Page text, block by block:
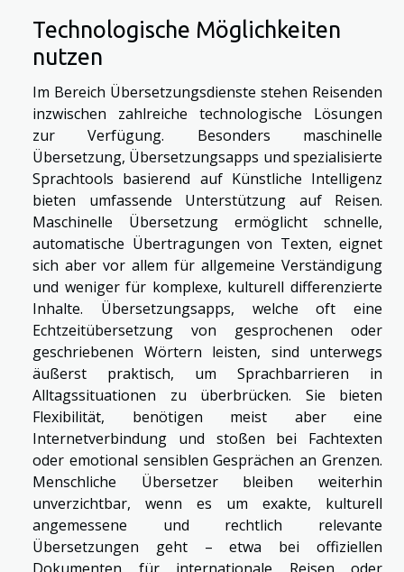
Technologische Möglichkeiten
nutzen
Im Bereich Übersetzungsdienste stehen Reisenden
inzwischen zahlreiche technologische Lösungen
zur Verfügung. Besonders maschinelle
Übersetzung, Übersetzungsapps und spezialisierte
Sprachtools basierend auf Künstliche Intelligenz
bieten umfassende Unterstützung auf Reisen.
Maschinelle Übersetzung ermöglicht schnelle,
automatische Übertragungen von Texten, eignet
sich aber vor allem für allgemeine Verständigung
und weniger für komplexe, kulturell differenzierte
Inhalte. Übersetzungsapps, welche oft eine
Echtzeitübersetzung von gesprochenen oder
geschriebenen Wörtern leisten, sind unterwegs
äußerst praktisch, um Sprachbarrieren in
Alltagssituationen zu überbrücken. Sie bieten
Flexibilität, benötigen meist aber eine
Internetverbindung und stoßen bei Fachtexten
oder emotional sensiblen Gesprächen an Grenzen.
Menschliche Übersetzer bleiben weiterhin
unverzichtbar, wenn es um exakte, kulturell
angemessene und rechtlich relevante
Übersetzungen geht – etwa bei offiziellen